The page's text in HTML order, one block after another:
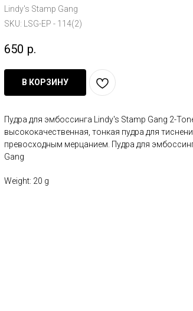
Lindy's Stamp Gang
SKU:
LSG-EP - 114(2)
650 р.
В КОРЗИНУ
Пудра для эмбоссинга Lindy's Stamp Gang 2-
высококачественная, тонкая пудра для
превосходным мерцанием. Пудра для
Gang
Weight: 20 g